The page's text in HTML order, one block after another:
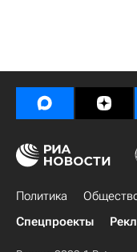
Политика
Спецпроекты